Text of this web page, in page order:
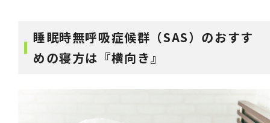
睡眠時無呼吸症候群（SAS）のおすす
めの寝方は『横向き』